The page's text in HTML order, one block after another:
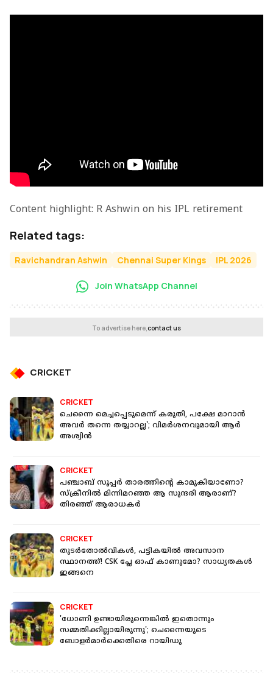
Content highlight: R Ashwin on his IPL retirement
Related tags:
Ravichandran Ashwin Chennai Super Kings IPL 2026
Join WhatsApp Channel
To advertise here,contact us
CRICKET
CRICKET
ചെന്നൈ മെച്ചപ്പെടുമെന്ന് കരുതി, പക്ഷേ മാറാൻ
അവർ തന്നെ തയ്യാറല്ല'; വിമർശനവുമായി ആർ
അശ്വിൻ
CRICKET
പഞ്ചാബ് സൂപ്പർ താരത്തിന്റെ കാമുകിയാണോ?
സ്ക്രീനില്‍ മിന്നിമറഞ്ഞ ആ സുന്ദരി ആരാണ്?
തിരഞ്ഞ് ആരാധകർ
CRICKET
തുടർതോല്‍വികൾ, പട്ടികയില്‍ അവസാന
സ്ഥാനത്ത്! CSK പ്ലേ ഓഫ് കാണുമോ? സാധ്യതകൾ
ഇങ്ങനെ
CRICKET
'ധോണി ഉണ്ടായിരുന്നെങ്കില്‍ ഇതൊന്നും
സമ്മതിക്കില്ലായിരുന്നു'; ചെന്നൈയുടെ
ബോളർമാർക്കെതിരെ റായിഡു